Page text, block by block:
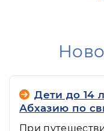
Дети до 14
Абхазию по
При